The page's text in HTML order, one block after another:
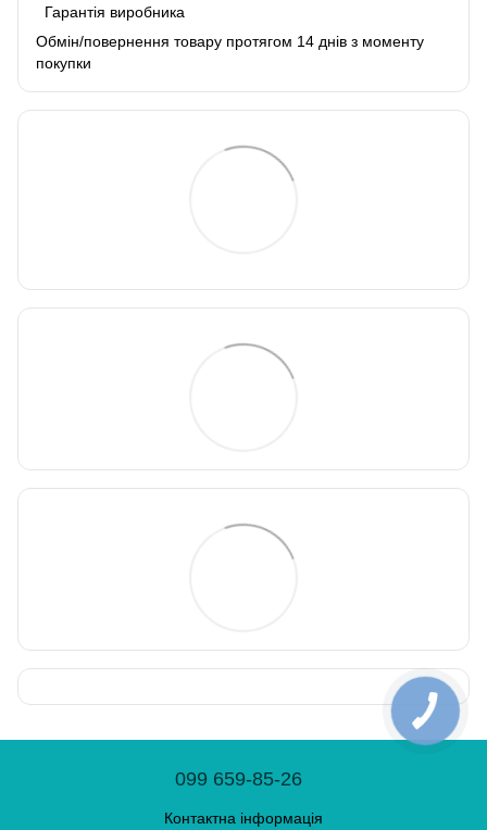
Гарантія виробника
Обмін/повернення товару протягом 14 днів з моменту
покупки
099 659-85-26
Контактна інформація